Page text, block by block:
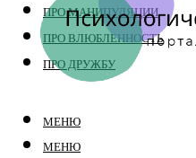
ПРО МАНИПУЛЯЦИИ
ПРО ВЛЮБЛЕННОСТЬ
ПРО ДРУЖБУ
МЕНЮ
МЕНЮ